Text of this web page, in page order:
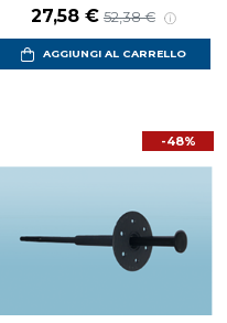
Prezzo scontato
27,58 € Prezzo di listino
52,38 €
AGGIUNGI AL CARRELLO
-48%